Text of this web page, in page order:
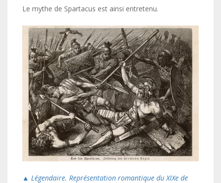
Le mythe de Spartacus est ainsi entretenu.
▲ Légendaire. Représentation romantique du XIXe de